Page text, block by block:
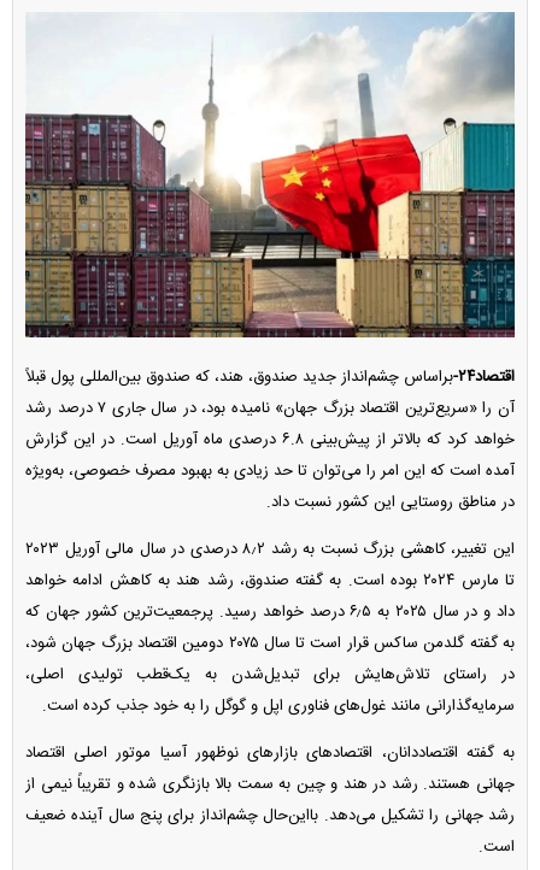
اقتصاد۲۴-
براساس چشم‌انداز جدید صندوق، هند، که صندوق بین‌المللی پول قبلاً
آن را «سریع‌ترین اقتصاد بزرگ جهان» نامیده بود، در سال جاری ۷ درصد رشد
خواهد کرد که بالاتر از پیش‌بینی ۶.۸ درصدی ماه آوریل است. در این گزارش
آمده است که این امر را می‌توان تا حد زیادی به بهبود مصرف خصوصی، به‌ویژه
در مناطق روستایی این کشور نسبت داد.
این تغییر، کاهشی بزرگ نسبت به رشد ۸٫۲ درصدی در سال مالی آوریل ۲۰۲۳
تا مارس ۲۰۲۴ بوده است. به گفته صندوق، رشد هند به کاهش ادامه خواهد
داد و در سال ۲۰۲۵ به ۶٫۵ درصد خواهد رسید. پرجمعیت‌ترین کشور جهان که
به گفته گلدمن ساکس قرار است تا سال ۲۰۷۵ دومین اقتصاد بزرگ جهان شود،
در راستای تلاش‌هایش برای تبدیل‌شدن به یک‌قطب تولیدی اصلی،
سرمایه‌گذارانی مانند غول‌های فناوری اپل و گوگل را به خود جذب کرده است.
به گفته اقتصاددانان، اقتصاد‌های بازار‌های نوظهور آسیا موتور اصلی اقتصاد
جهانی هستند. رشد در هند و چین به سمت بالا بازنگری شده و تقریباً نیمی از
رشد جهانی را تشکیل می‌دهد. بااین‌حال چشم‌انداز برای پنج سال آینده ضعیف
است.